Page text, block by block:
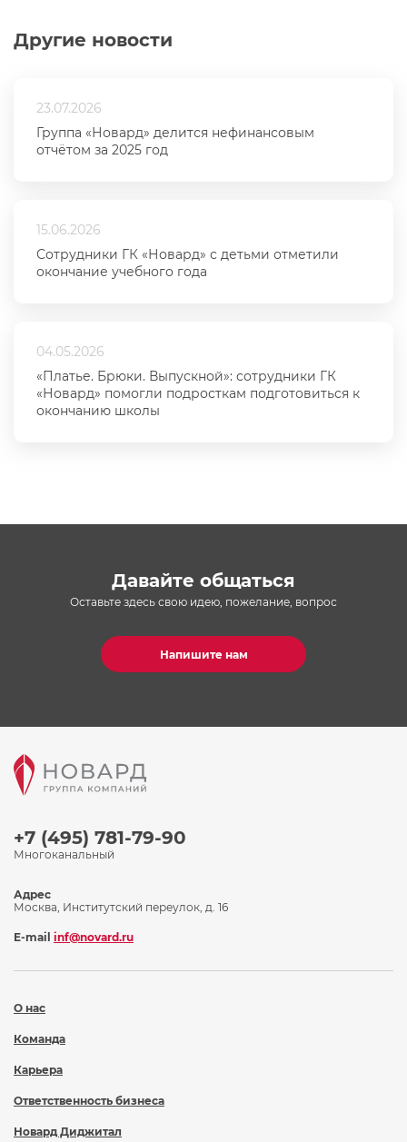
Другие новости
23.07.2026
Группа «Новард» делится нефинансовым
отчётом за 2025 год
15.06.2026
Сотрудники ГК «Новард» с детьми отметили
окончание учебного года
04.05.2026
«Платье. Брюки. Выпускной»: сотрудники ГК
«Новард» помогли подросткам подготовиться к
окончанию школы
Давайте общаться
Оставьте здесь свою идею, пожелание, вопрос
Напишите нам
+7 (495) 781-79-90
Многоканальный
О нас
Команда
Карьера
Ответственность бизнеса
Новард Диджитал
Адрес
Москва, Институтский переулок, д. 16
E-mail inf@novard.ru